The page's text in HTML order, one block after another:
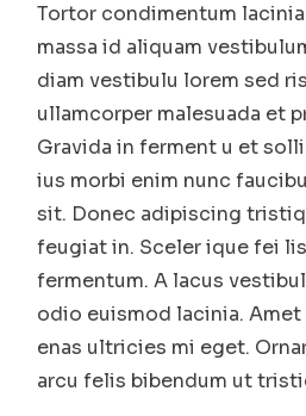
Tortor condimentum
massa id aliquam
diam vestibulu lorem sed
ullamcorper malesuada et
Gravida in ferment u et
ius morbi enim nunc
sit. Donec adipiscing
feugiat in. Sceler ique fei
fermentum. A lacus
odio euismod lacinia. Amet
enas ultricies mi eget.
arcu felis bibendum ut